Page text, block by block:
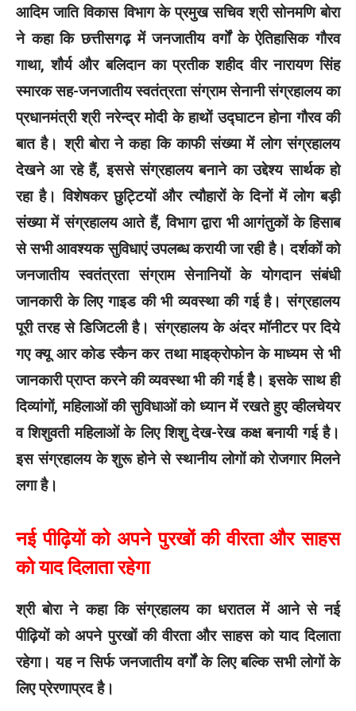
आदिम जाति विकास विभाग के प्रमुख सचिव श्री सोनमणि बोरा
ने कहा कि छत्तीसगढ़ में जनजातीय वर्गों के ऐतिहासिक गौरव
गाथा, शौर्य और बलिदान का प्रतीक शहीद वीर नारायण सिंह
स्मारक सह-जनजातीय स्वतंत्रता संग्राम सेनानी संग्रहालय का
प्रधानमंत्री श्री नरेन्द्र मोदी के हाथों उद्घाटन होना गौरव की
बात है। श्री बोरा ने कहा कि काफी संख्या में लोग संग्रहालय
देखने आ रहे हैं, इससे संग्रहालय बनाने का उद्देश्य सार्थक हो
रहा है। विशेषकर छुट्टियों और त्यौहारों के दिनों में लोग बड़ी
संख्या में संग्रहालय आते हैं, विभाग द्वारा भी आगंतुकों के हिसाब
से सभी आवश्यक सुविधाएं उपलब्ध करायी जा रही है। दर्शकों को
जनजातीय स्वतंत्रता संग्राम सेनानियों के योगदान संबंधी
जानकारी के लिए गाइड की भी व्यवस्था की गई है। संग्रहालय
पूरी तरह से डिजिटली है। संग्रहालय के अंदर मॉनीटर पर दिये
गए क्यू आर कोड स्कैन कर तथा माइक्रोफोन के माध्यम से भी
जानकारी प्राप्त करने की व्यवस्था भी की गई हैै। इसके साथ ही
दिव्यांगों, महिलाओं की सुविधाओं को ध्यान में रखते हुए व्हीलचेयर
व शिशुवती महिलाओं के लिए शिशु देख-रेख कक्ष बनायी गई है।
इस संग्रहालय के शुरू होने से स्थानीय लोगों को रोजगार मिलने
लगा है।
नई पीढ़ियों को अपने पुरखों की वीरता और साहस
को याद दिलाता रहेगा
श्री बोरा ने कहा कि संग्रहालय का धरातल में आने से नई
पीढ़ियों को अपने पुरखों की वीरता और साहस को याद दिलाता
रहेगा। यह न सिर्फ जनजातीय वर्गों के लिए बल्कि सभी लोगों के
लिए प्रेरणाप्रद है।